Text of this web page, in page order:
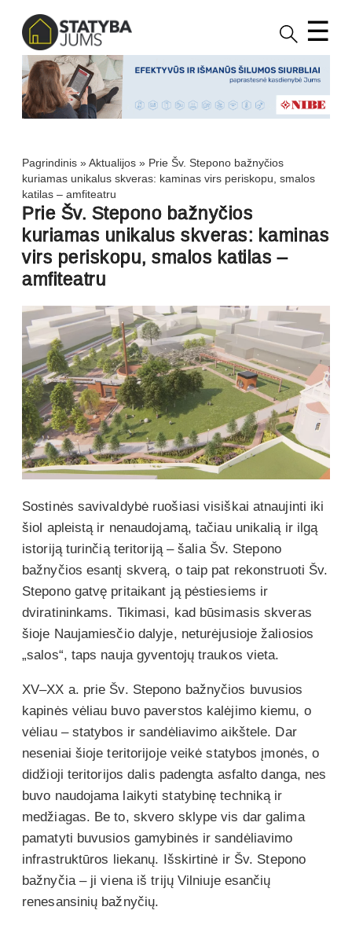
☰
Pagrindinis »Aktualijos » Prie Šv. Stepono bažnyčios
kuriamas unikalus skveras: kaminas virs periskopu, smalos
katilas – amfiteatru
Prie Šv. Stepono bažnyčios
kuriamas unikalus skveras: kaminas
virs periskopu, smalos katilas –
amfiteatru
Sostinės savivaldybė ruošiasi visiškai atnaujinti iki
šiol apleistą ir nenaudojamą, tačiau unikalią ir ilgą
istoriją turinčią teritoriją – šalia Šv. Stepono
bažnyčios esantį skverą, o taip pat rekonstruoti Šv.
Stepono gatvę pritaikant ją pėstiesiems ir
dviratininkams. Tikimasi, kad būsimasis skveras
šioje Naujamiesčio dalyje, neturėjusioje žaliosios
„salos“, taps nauja gyventojų traukos vieta.
XV–XX a. prie Šv. Stepono bažnyčios buvusios
kapinės vėliau buvo paverstos kalėjimo kiemu, o
vėliau – statybos ir sandėliavimo aikštele. Dar
neseniai šioje teritorijoje veikė statybos įmonės, o
didžioji teritorijos dalis padengta asfalto danga, nes
buvo naudojama laikyti statybinę techniką ir
medžiagas. Be to, skvero sklype vis dar galima
pamatyti buvusios gamybinės ir sandėliavimo
infrastruktūros liekanų. Išskirtinė ir Šv. Stepono
bažnyčia – ji viena iš trijų Vilniuje esančių
renesansinių bažnyčių.